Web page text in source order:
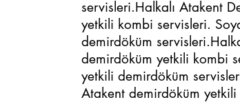
servisleri.Halkalı Atakent
yetkili kombi servisleri.
demirdöküm
demirdöküm yetkili kombi
yetkili demirdöküm
Atakent demirdöküm